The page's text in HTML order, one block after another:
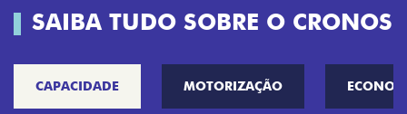
SAIBA TUDO SOBRE O CRONOS
CAPACIDADE MOTORIZAÇÃO